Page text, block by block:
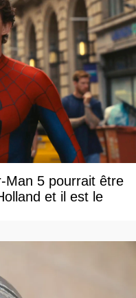
Man 5 pourrait être
et il est le